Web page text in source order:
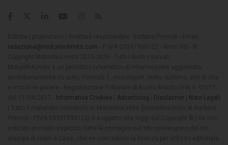
redazione@motorinolimits.com
Informativa Cookies Advertising Disclaimer
Note Legali